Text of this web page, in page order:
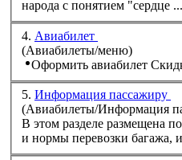
народа с понятием "сердце ...
4. Авиабилет
(Aвиабилеты/меню)
Оформить авиабилет
5. Информация пассажиру
(Aвиабилеты/Информация
В этом разделе размещена
и нормы перевозки багажа,